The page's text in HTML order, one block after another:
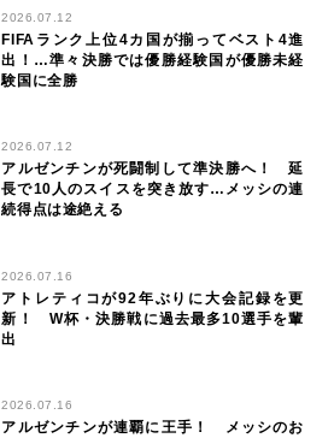
2026.07.12
FIFAランク上位4カ国が揃ってベスト4進
出！…準々決勝では優勝経験国が優勝未経
験国に全勝
2026.07.12
アルゼンチンが死闘制して準決勝へ！ 延
長で10人のスイスを突き放す…メッシの連
続得点は途絶える
2026.07.16
アトレティコが92年ぶりに大会記録を更
新！ W杯・決勝戦に過去最多10選手を輩
出
2026.07.16
アルゼンチンが連覇に王手！ メッシのお